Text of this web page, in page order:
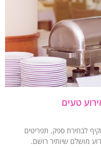
מדריך מקיף לבחירת ספק, תפריטים
שיותיר רושם.